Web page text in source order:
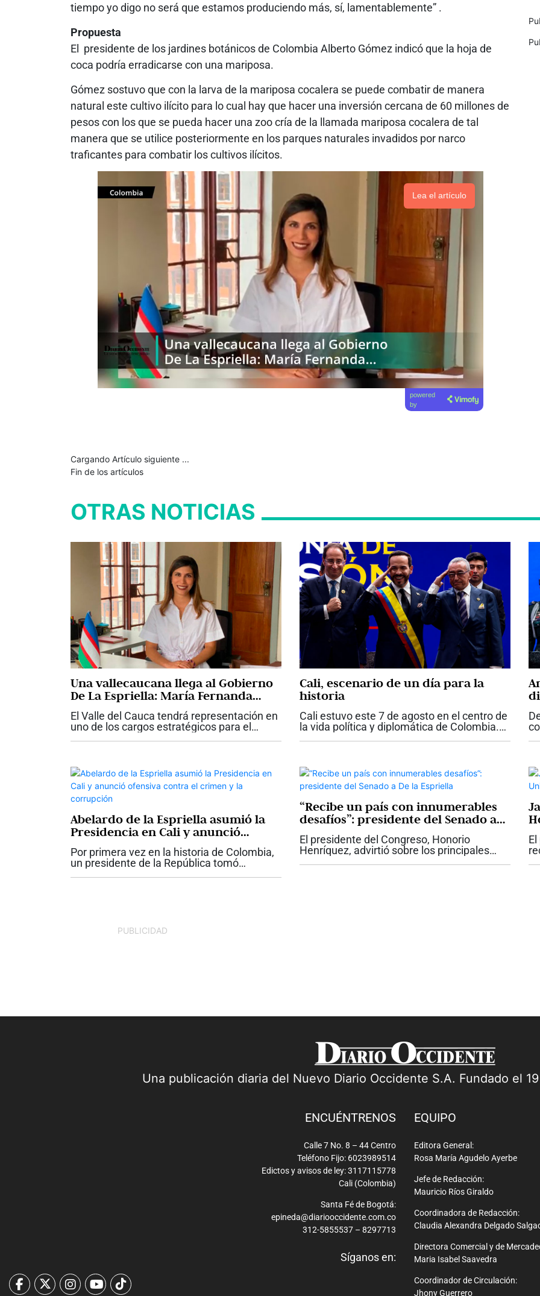
tiempo yo digo no será que estamos produciendo más, sí, lamentablemente” .
Propuesta
El presidente de los jardines botánicos de Colombia Alberto Gómez indicó que la hoja de
coca podría erradicarse con una mariposa.
Gómez sostuvo que con la larva de la mariposa cocalera se puede combatir de manera
natural este cultivo ilícito para lo cual hay que hacer una inversión cercana de 60 millones de
pesos con los que se pueda hacer una zoo cría de la llamada mariposa cocalera de tal
manera que se utilice posteriormente en los parques naturales invadidos por narco
traficantes para combatir los cultivos ilícitos.
Lea el artículo
powered
by
Cargando Artículo siguiente ...
Fin de los artículos
OTRAS NOTICIAS
Una vallecaucana llega al Gobierno
De La Espriella: María Fernanda
Santa, nueva viceministra de
Infraestructura
El Valle del Cauca tendrá representación en
uno de los cargos estratégicos para el
Cali, escenario de un día para la
historia
Cali estuvo este 7 de agosto en el centro de
la vida política y diplomática de Colombia.
Abelardo de la Espriella asumió la
Presidencia en Cali y anunció
ofensiva contra el crimen y la
corrupción
Por primera vez en la historia de Colombia,
un presidente de la República tomó
“Recibe un país con innumerables
desafíos”: presidente del Senado a
De la Espriella
El presidente del Congreso, Honorio
Henríquez, advirtió sobre los principales
PUBLICIDAD
Una publicación diaria del Nuevo Diario Occidente S.A. Fundado el
ENCUÉNTRENOS
Calle 7 No. 8 – 44 Centro
Teléfono Fijo: 6023989514
Edictos y avisos de ley: 3117115778
Cali (Colombia)
Santa Fé de Bogotá:
epineda@diariooccidente.com.co
312-5855537 – 8297713
Síganos en:
EQUIPO
Editora General:
Rosa María Agudelo Ayerbe
Jefe de Redacción:
Mauricio Ríos Giraldo
Coordinadora de Redacción:
Claudia Alexandra Delgado
Directora Comercial y de
Maria Isabel Saavedra
Coordinador de Circulación:
Jhony Guerrero